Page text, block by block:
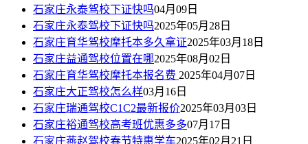
石家庄永泰驾校下证快吗04月09日
石家庄永泰驾校下证快吗2025年05月28日
石家庄育华驾校摩托本多久拿证2025年03月18日
石家庄益通驾校位置在哪2025年08月02日
石家庄育华驾校摩托本报名费 2025年04月07日
石家庄大正驾校怎么样03月16日
石家庄瑞通驾校C1C2最新报价2025年03月03日
石家庄裕通驾校高考班优惠多多07月17日
石家庄燕赵驾校春节特惠学车2025年02月21日